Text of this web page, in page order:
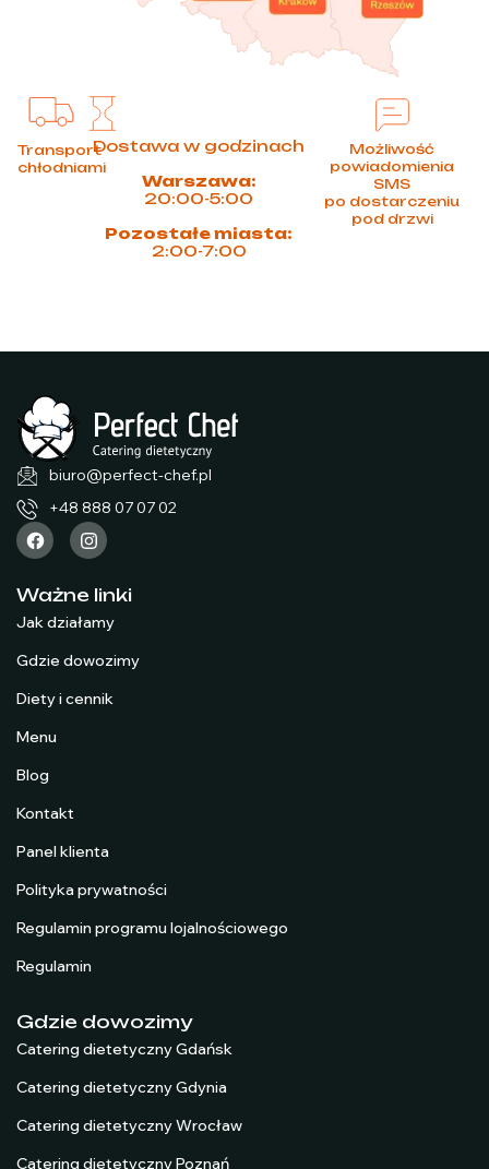
Transport
chłodniami
Dostawa w godzinach
Warszawa:
20:00-5:00
Pozostałe miasta:
2:00-7:00
Możliwość
powiadomienia
SMS
po dostarczeniu
pod drzwi
biuro@perfect-chef.pl
+48 888 07 07 02
Ważne linki
Jak działamy
Gdzie dowozimy
Diety i cennik
Menu
Blog
Kontakt
Panel klienta
Polityka prywatności
Regulamin programu lojalnościowego
Regulamin
Gdzie dowozimy
Catering dietetyczny Gdańsk
Catering dietetyczny Gdynia
Catering dietetyczny Wrocław
Catering dietetyczny Poznań